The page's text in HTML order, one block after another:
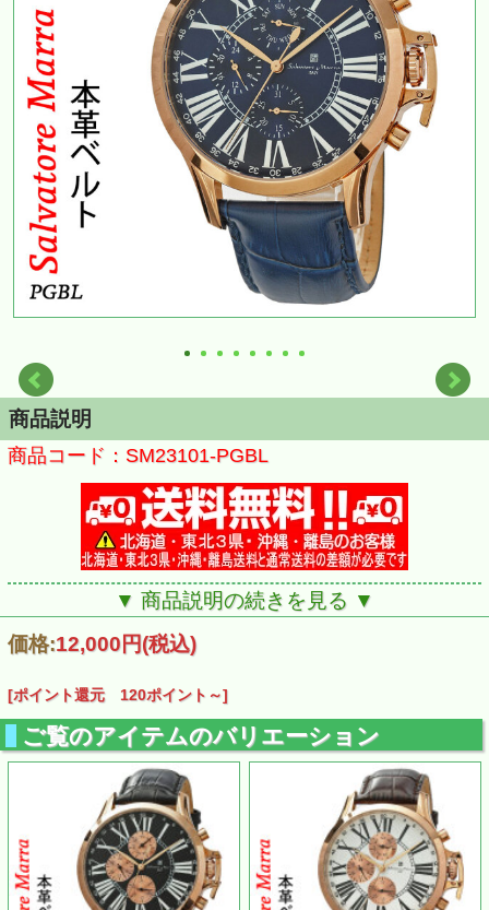
商品説明
商品コード：SM23101-PGBL
▼ 商品説明の続きを見る ▼
価格:12,000円(税込)
[ポイント還元 120ポイント～]
ご覧のアイテムのバリエーション